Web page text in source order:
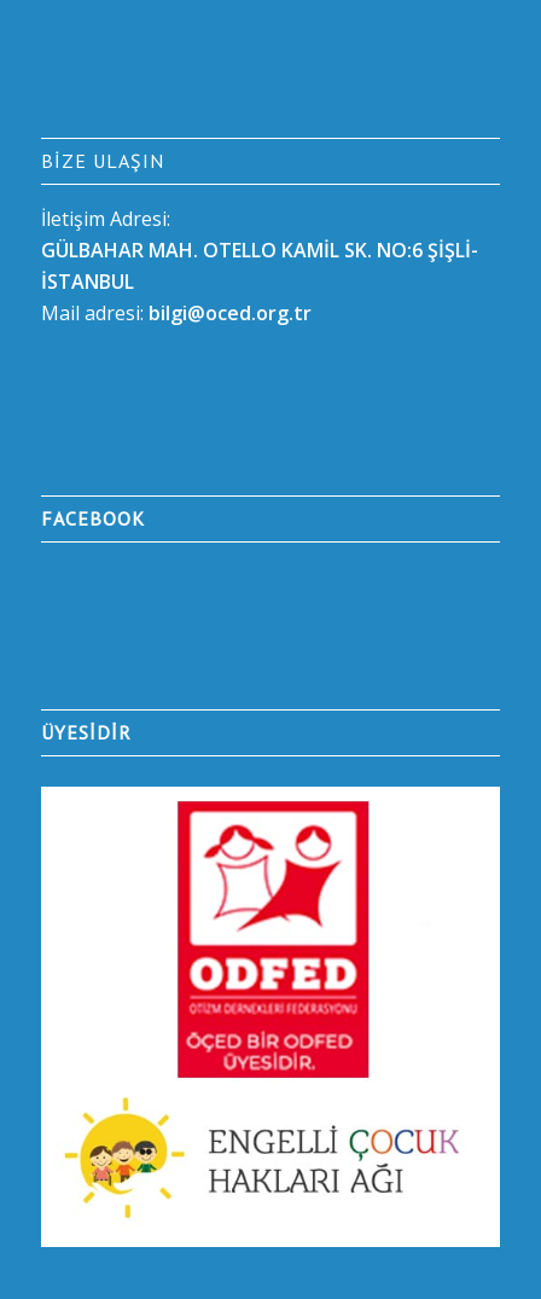
BIZE ULAŞIN
İletişim Adresi:
GÜLBAHAR MAH. OTELLO KAMİL SK. NO:6 ŞİŞLİ-
İSTANBUL
Mail adresi: bilgi@oced.org.tr
FACEBOOK
ÜYESİDİR